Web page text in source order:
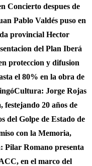
Concierto despues de
Pablo Valdés puso en
provincial Hector
del Plan Iberá
proteccion y difusion
el 80% en la obra de
Cultura: Jorge Rojas
festejando 20 años de
del Golpe de Estado de
con la Memoria,
Pilar Romano presenta
en el marco del